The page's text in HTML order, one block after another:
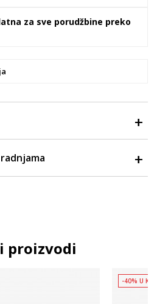
za sve porudžbine preko
proizvodi
-40% U